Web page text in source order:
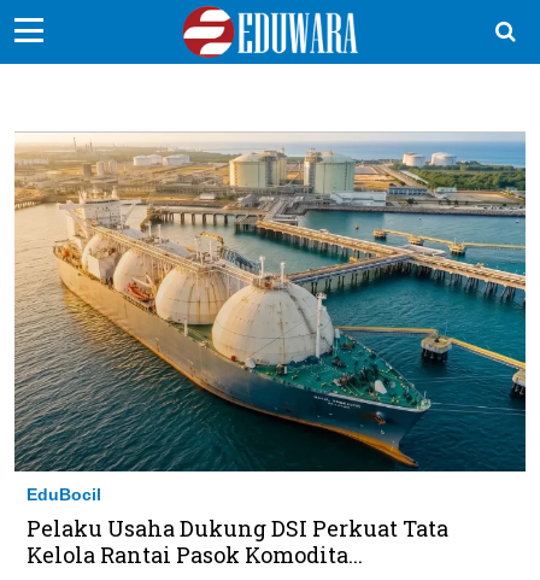
Sekolah Kita
Vokasi
Kampus
Idea
Sains
EduDana
Ikuti Kami di:
EduBocil
Pelaku Usaha Dukung DSI Perkuat Tata
Kelola Rantai Pasok Komodita...